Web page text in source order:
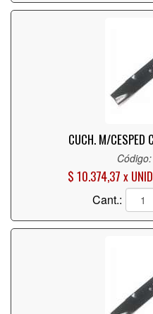
CUCH. M/CESPED
$ 10.374,37 x UNID
Cant.: